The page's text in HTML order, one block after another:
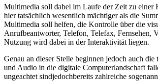
Multimedia soll dabei im Laufe der Zeit zu einer
hier tatsächlich wesentlich mächtiger als die
Multimedia soll helfen, die Kontrolle über die
Anrufbeantworter, Telefon, Telefax, Fernsehen,
Nutzung wird dabei in der Interaktivität liegen.
Genau an dieser Stelle beginnen jedoch auch
und Audio in die digitale Computerlandschaft
ungeachtet sindjedochbereits zahlreiche